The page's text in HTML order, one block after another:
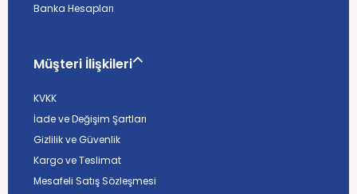
Banka Hesapları
Müşteri İlişkileri
KVKK
İade ve Değişim Şartları
Gizlilik ve Güvenlik
Kargo ve Teslimat
Mesafeli Satış Sözleşmesi